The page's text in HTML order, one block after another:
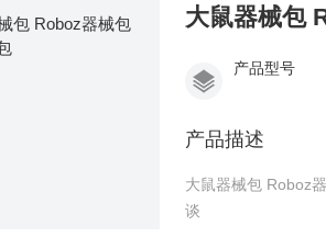
大鼠器械包
产品型号
产品描述
大鼠器械包 Roboz器械包 小鼠器械包 美国Roboz
谈